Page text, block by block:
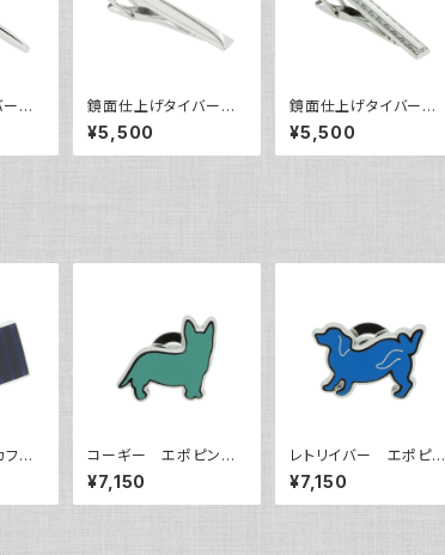
ー
鏡面仕上げタイバー
VQT-0303
¥5,500
鏡面仕上げタイバー
VQT-0304
¥5,500
リ
コーギー エポピン
ズ VQP-0504
¥7,150
レトリイバー エポピン
ズ VQP-0503
¥7,150